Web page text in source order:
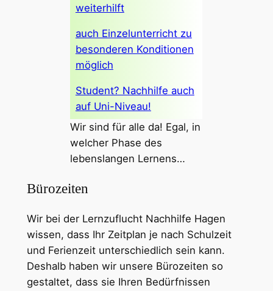
weiterhilft
auch Einzelunterricht zu
besonderen Konditionen
möglich
Student? Nachhilfe auch
auf Uni-Niveau!
Wir sind für alle da! Egal, in
welcher Phase des
lebenslangen Lernens…
Bürozeiten
Wir bei der Lernzuflucht Nachhilfe Hagen
wissen, dass Ihr Zeitplan je nach Schulzeit
und Ferienzeit unterschiedlich sein kann.
Deshalb haben wir unsere Bürozeiten so
gestaltet, dass sie Ihren Bedürfnissen